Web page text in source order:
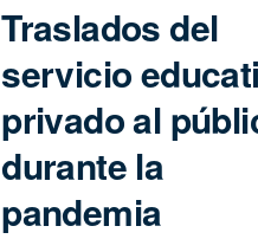
Traslados del
servicio
privado al
durante la
pandemia